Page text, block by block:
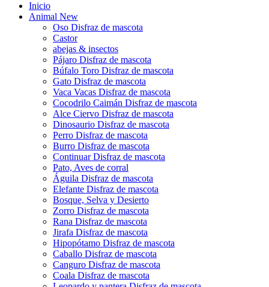
Inicio
Animal New
Oso Disfraz de mascota
Castor
abejas & insectos
Pájaro Disfraz de mascota
Búfalo Toro Disfraz de mascota
Gato Disfraz de mascota
Vaca Vacas Disfraz de mascota
Cocodrilo Caimán Disfraz de mascota
Alce Ciervo Disfraz de mascota
Dinosaurio Disfraz de mascota
Perro Disfraz de mascota
Burro Disfraz de mascota
Continuar Disfraz de mascota
Pato, Aves de corral
Águila Disfraz de mascota
Elefante Disfraz de mascota
Bosque, Selva y Desierto
Zorro Disfraz de mascota
Rana Disfraz de mascota
Jirafa Disfraz de mascota
Hipopótamo Disfraz de mascota
Caballo Disfraz de mascota
Canguro Disfraz de mascota
Coala Disfraz de mascota